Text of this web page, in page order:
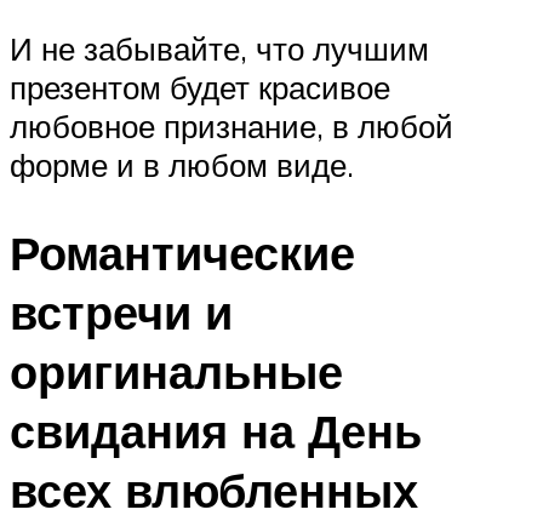
И не забывайте, что лучшим
презентом будет красивое
любовное признание, в любой
форме и в любом виде.
Романтические
встречи и
оригинальные
свидания на День
всех влюбленных